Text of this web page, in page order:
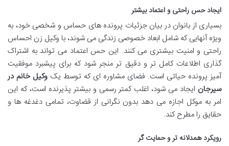
ایجاد حس راحتی و اعتماد بیشتر
بسیاری از بانوان در بیان جزئیات پرونده های حساس و شخصی خود، به
ویژه آنهایی که شامل ابعاد خصوصی زندگی می شوند، با وکیل زن احساس
راحتی و امنیت بیشتری می کنند. این حس اعتماد می تواند به اشتراک
گذاری اطلاعات کامل تر و دقیق تر منجر شود که برای پیشبرد موفقیت
آمیز پرونده حیاتی است. فضای مشاوره ای که توسط یک وکیل خانم در
سیرجان ایجاد می شود، اغلب کمتر رسمی و بیشتر پذیرنده است، که این
امر به موکل اجازه می دهد بدون نگرانی از قضاوت، تمامی دغدغه ها و
حقایق را مطرح کند.
رویکرد همدلانه تر و حمایت گر